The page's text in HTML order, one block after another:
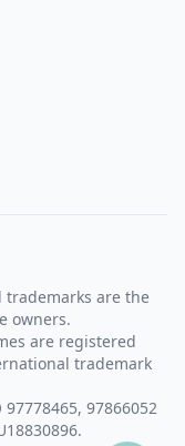
are the
owners.
are registered
trademark
97866052